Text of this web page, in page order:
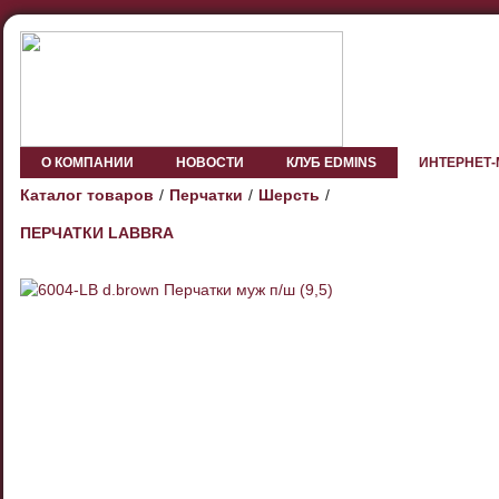
О КОМПАНИИ НОВОСТИ КЛУБ EDMINS
Каталог товаров Перчатки Шерсть
ПЕРЧАТКИ LABBRA